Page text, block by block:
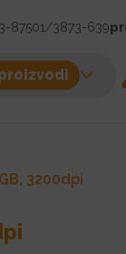
87501/3873-639
3200dpi